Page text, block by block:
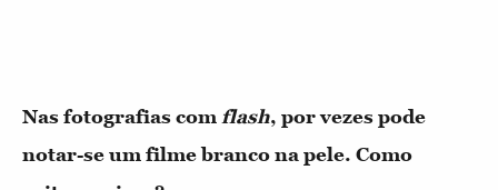
Nas fotografias com flash, por vezes pode
notar-se um filme branco na pele. Como